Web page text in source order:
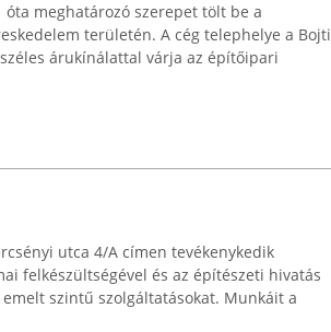
meghatározó szerepet tölt be a
területén. A cég telephelye a Bojti
árukínálattal várja az építőipari
utca 4/A címen tevékenykedik
felkészültségével és az építészeti hivatás
szintű szolgáltatásokat. Munkáit a